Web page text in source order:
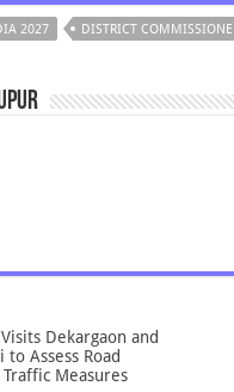
2027 DISTRICT
Dekargaon and
to Assess Road
Measures